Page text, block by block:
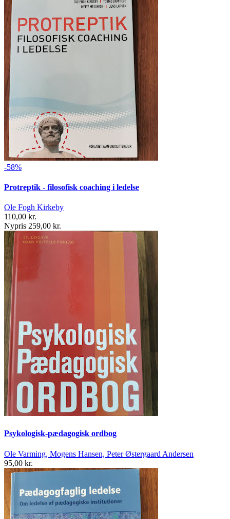
-58%
Protreptik - filosofisk coaching i ledelse
Ole Fogh Kirkeby
110,00 kr.
Nypris 259,00 kr.
Psykologisk-pædagogisk ordbog
Ole Varming, Mogens Hansen, Peter Østergaard Andersen
95,00 kr.